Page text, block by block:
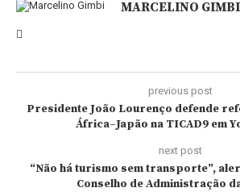
MARCELINO GIMBI
previous post
Presidente João Lourenço defende
África–Japão na TICAD9 em
next post
“Não há turismo sem transporte”,
Conselho de Administração